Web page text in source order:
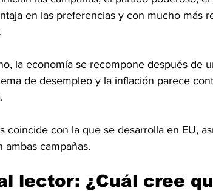
en las preferencias y con mucho más
la economía se recompone después de
de desempleo y la inflación parece
coincide con la que se desarrolla en EU,
ambas campañas.
al lector: ¿Cuál cree